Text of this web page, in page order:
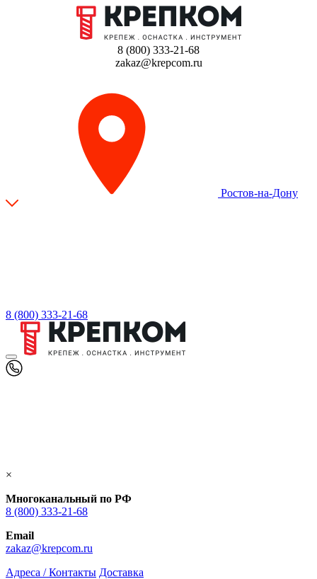
8 (800) 333-21-68
zakaz@krepcom.ru
Ростов-на-Дону
8 (800) 333-21-68
×
Многоканальный по РФ
8 (800) 333‑21-68
Email
zakaz@krepcom.ru
Адреса / Контакты Доставка